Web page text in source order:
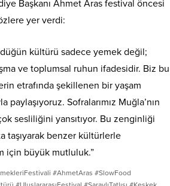
Başkanı Ahmet Aras festival öncesi
yer verdi:
düğün kültürü sadece yemek değil;
ve toplumsal ruhun ifadesidir. Biz bu
etrafında şekillenen bir yaşam
paylaşıyoruz. Sofralarımız Muğla’nın
sesliliğini yansıtıyor. Bu zenginliği
taşıyarak benzer kültürlerle
için büyük mutluluk.”
#AhmetAras #SlowFood